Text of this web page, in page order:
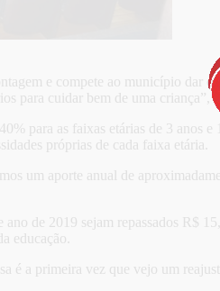
e compete ao município dar
para cuidar bem de uma criança”,
para as faixas etárias de 3
próprias de cada faixa etária.
um aporte anual de
de 2019 sejam repassados R$
educação.
é a primeira vez que vejo um